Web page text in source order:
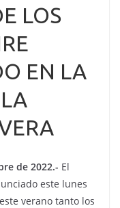
LOS
EN LA
de 2022.- El
este lunes
verano tanto los